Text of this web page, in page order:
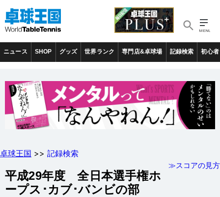
ニュース SHOP グッズ 世界ランク 専門店&卓球場 記録検索 初心者
卓球王国 >> 記録検索
≫スコアの見方
平成29年度 全日本選手権ホ
ープス･カブ･バンビの部